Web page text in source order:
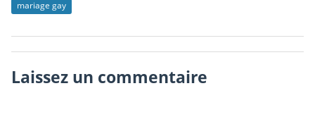
mariage gay
Laissez un commentaire